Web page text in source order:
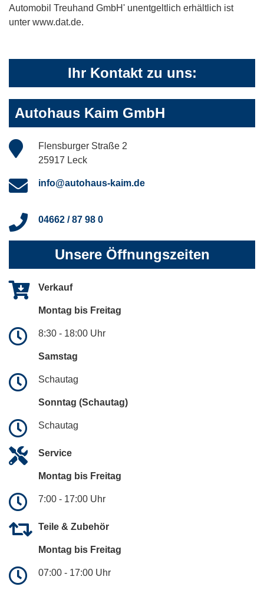
Automobil Treuhand GmbH' unentgeltlich erhältlich ist
unter www.dat.de.
Ihr Kontakt zu uns:
Autohaus Kaim GmbH
Flensburger Straße 2
25917 Leck
info@autohaus-kaim.de
04662 / 87 98 0
Unsere Öffnungszeiten
Verkauf
Montag bis Freitag
8:30 - 18:00 Uhr
Samstag
Schautag
Sonntag (Schautag)
Schautag
Service
Montag bis Freitag
7:00 - 17:00 Uhr
Teile & Zubehör
Montag bis Freitag
07:00 - 17:00 Uhr